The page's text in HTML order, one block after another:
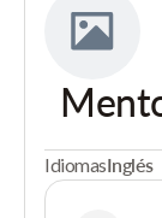
IdiomasInglés